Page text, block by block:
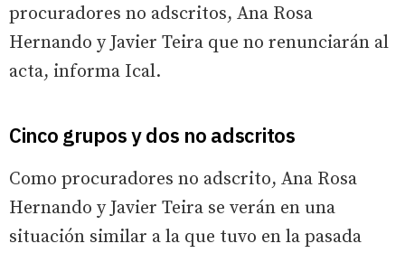
procuradores no adscritos, Ana Rosa
Hernando y Javier Teira que no renunciarán al
acta, informa Ical.
Cinco grupos y dos no adscritos
Como procuradores no adscrito, Ana Rosa
Hernando y Javier Teira se verán en una
situación similar a la que tuvo en la pasada